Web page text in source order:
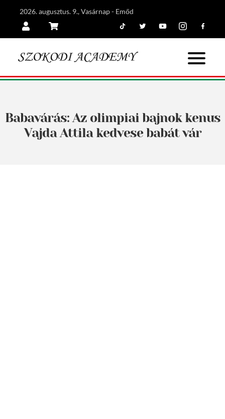
2026. augusztus. 9., Vasárnap - Emőd
Babavárás: Az olimpiai bajnok kenus
Vajda Attila kedvese babát vár